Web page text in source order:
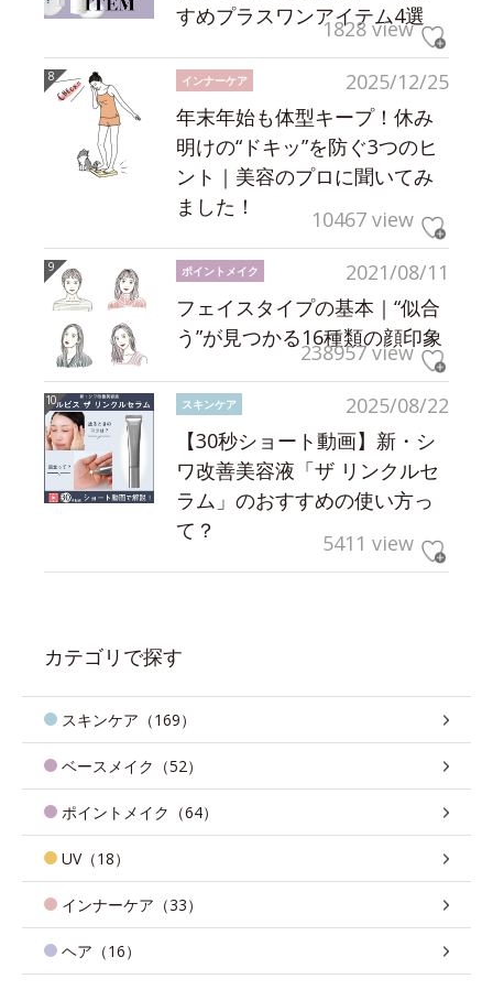
すめプラスワンアイテム4選
1828 view
2025/12/25
インナーケア
年末年始も体型キープ！休み
明けの“ドキッ”を防ぐ3つのヒ
ント｜美容のプロに聞いてみ
ました！
10467 view
2021/08/11
ポイントメイク
フェイスタイプの基本｜“似合
う”が見つかる16種類の顔印象
238957 view
2025/08/22
スキンケア
【30秒ショート動画】新・シ
ワ改善美容液「ザ リンクルセ
ラム」のおすすめの使い方っ
て？
5411 view
カテゴリで探す
スキンケア（169）
ベースメイク（52）
ポイントメイク（64）
UV（18）
インナーケア（33）
ヘア（16）